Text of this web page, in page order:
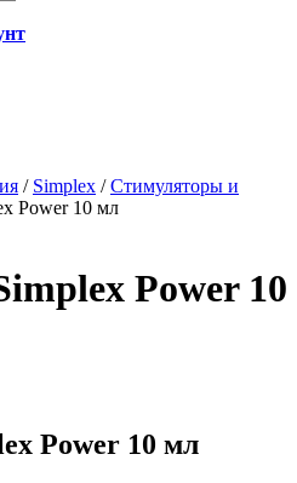
/ Simplex /Стимуляторы и
Power 10 мл
Power 10
Power 10 мл